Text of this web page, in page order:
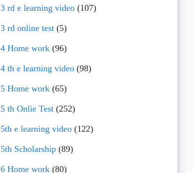
3 rd e learning video(107)
3 rd online test(5)
4 Home work(96)
4 th e learning video(98)
5 Home work(65)
5 th Onlie Test(252)
5th e learning video(122)
5th Scholarship(89)
6 Home work(80)